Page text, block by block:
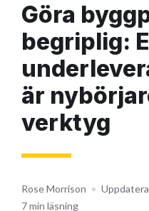
Göra
begriplig:
är
verktyg
Rose Morrison •
7 min läsning